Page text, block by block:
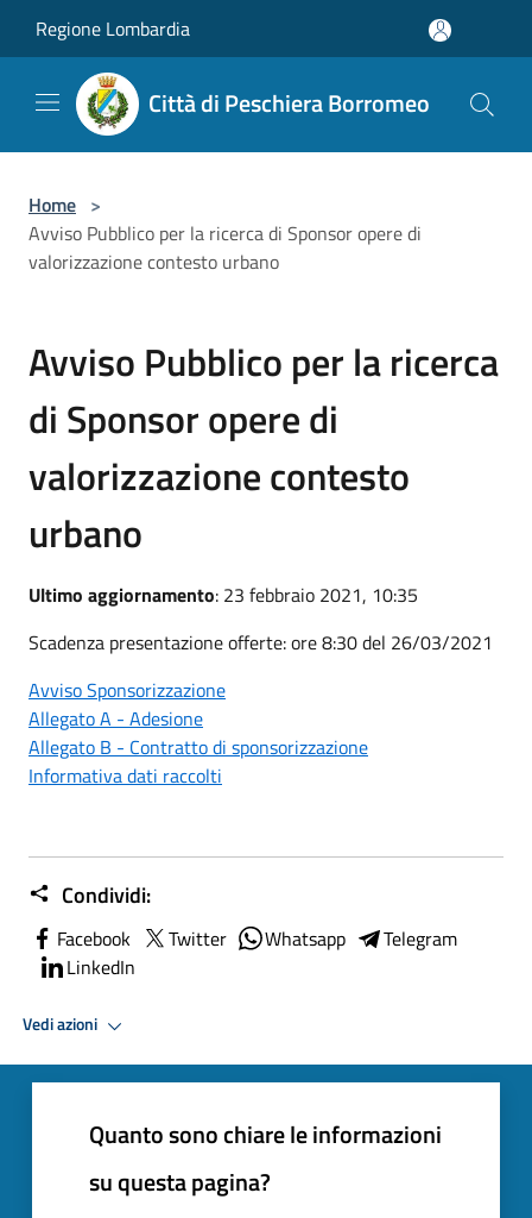
Regione Lombardia
Città di Peschiera Borromeo
Home >
Avviso Pubblico per la ricerca di Sponsor opere di
valorizzazione contesto urbano
Avviso Pubblico per la ricerca
di Sponsor opere di
valorizzazione contesto
urbano
Ultimo aggiornamento: 23 febbraio 2021, 10:35
Scadenza presentazione offerte: ore 8:30 del 26/03/2021
Avviso Sponsorizzazione
Allegato A - Adesione
Allegato B - Contratto di sponsorizzazione
Informativa dati raccolti
Condividi:
Facebook Twitter Whatsapp
Telegram
LinkedIn
Vedi azioni
Quanto sono chiare le informazioni
su questa pagina?